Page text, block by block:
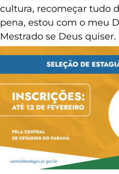
cultura, recomeçar tudo
pena, estou com o meu
Mestrado se Deus quiser.